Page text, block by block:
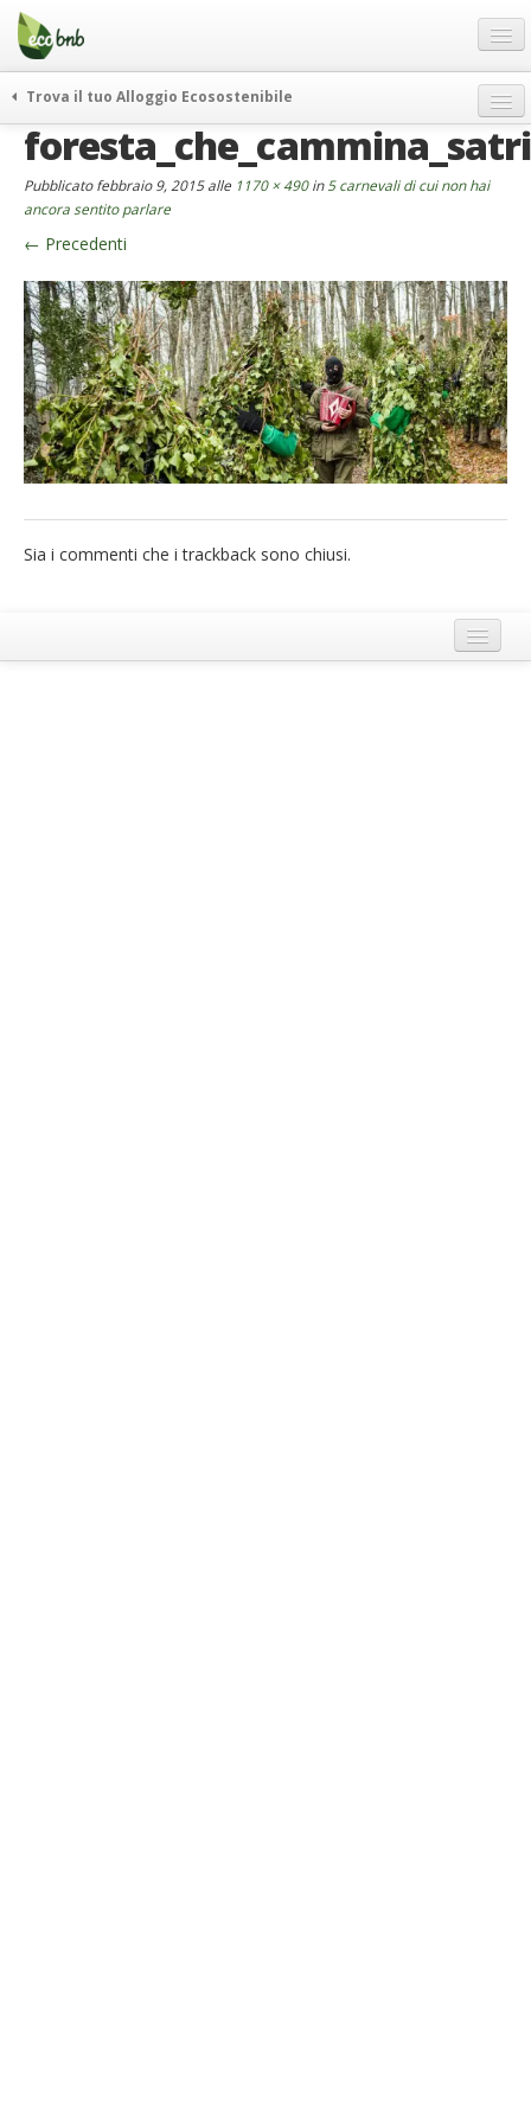
Menu
Salta
contenuto
Offerte Speciali
Regali
FAQ
Chi Siamo
Partner
Contatti
Italiano
German
English
Spanish
French
Trova il tuo Alloggio Ecosostenibile
weekend green
curiosità
vivere e viaggiare verde
news ed eventi
ecohotel
rassegna stampa
Pubblicatofebbraio 9, 2015alle 1170 × 490in 5 carnevali di cui non hai
ancora sentito parlare
← Precedenti
Sia i commenti che i trackback sono chiusi.